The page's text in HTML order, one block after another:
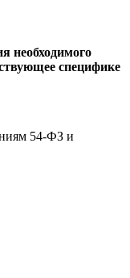
необходимого
специфике
54-ФЗ и